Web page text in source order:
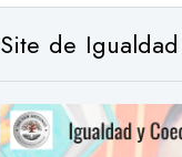
Site de